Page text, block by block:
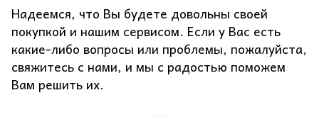
Надеемся, что Вы будете довольны своей
покупкой и нашим сервисом. Если у Вас есть
какие-либо вопросы или проблемы, пожалуйста,
свяжитесь с нами, и мы с радостью поможем
Вам решить их.